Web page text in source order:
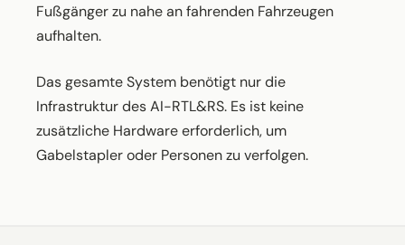
Fußgänger zu nahe an fahrenden Fahrzeugen
aufhalten.
Das gesamte System benötigt nur die
Infrastruktur des AI-RTL&RS. Es ist keine
zusätzliche Hardware erforderlich, um
Gabelstapler oder Personen zu verfolgen.